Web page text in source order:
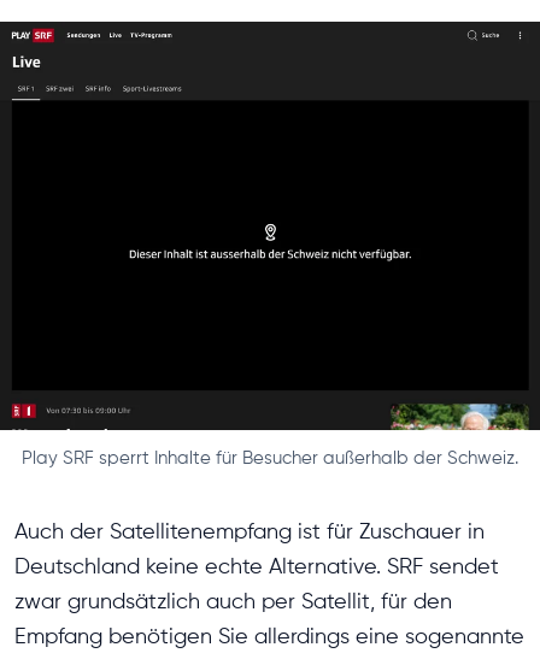
Play SRF sperrt Inhalte für Besucher außerhalb der Schweiz.
Auch der Satellitenempfang ist für Zuschauer in
Deutschland keine echte Alternative. SRF sendet
zwar grundsätzlich auch per Satellit, für den
Empfang benötigen Sie allerdings eine sogenannte